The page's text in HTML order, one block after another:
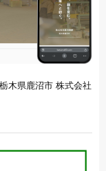
木県鹿沼市 株式会社